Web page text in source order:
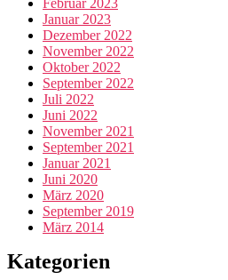
Februar 2023
Januar 2023
Dezember 2022
November 2022
Oktober 2022
September 2022
Juli 2022
Juni 2022
November 2021
September 2021
Januar 2021
Juni 2020
März 2020
September 2019
März 2014
Kategorien